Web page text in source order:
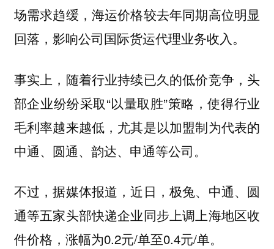
场需求趋缓，海运价格较去年同期高位明显
回落，影响公司国际货运代理业务收入。
事实上，随着行业持续已久的低价竞争，头
部企业纷纷采取“以量取胜”策略，使得行业
毛利率越来越低，尤其是以加盟制为代表的
中通、圆通、韵达、申通等公司。
不过，据媒体报道，近日，极兔、中通、圆
通等五家头部快递企业同步上调上海地区收
件价格，涨幅为0.2元/单至0.4元/单。